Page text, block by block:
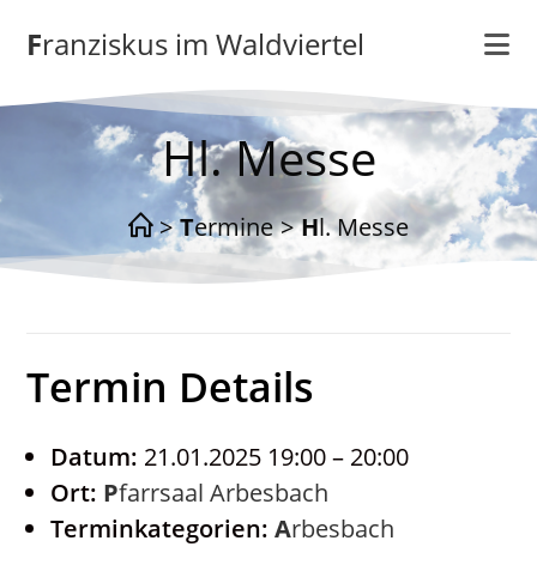
Inhalt
springenFranziskus im Waldviertel
Hl. Messe
> Termine > Hl. Messe
Termin Details
Datum: 21.01.2025 19:00– 20:00
Ort:
Pfarrsaal Arbesbach
Terminkategorien:
Arbesbach